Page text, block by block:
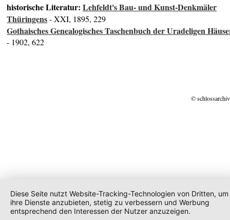
historische Literatur:Lehfeldt's Bau- und Kunst-Denkmäler
Thüringens- XXI, 1895, 229
Gothaisches Genealogisches Taschenbuch der Uradeligen
- 1902, 622
©
Diese Seite nutzt Website-Tracking-Technologien von Dritten, um
ihre Dienste anzubieten, stetig zu verbessern und Werbung
entsprechend den Interessen der Nutzer anzuzeigen.